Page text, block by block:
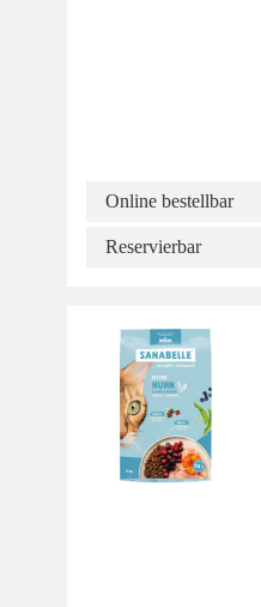
Online bestellbar
Reservierbar